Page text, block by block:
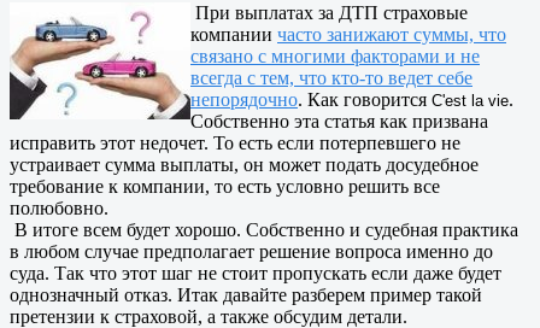
При выплатах за ДТП страховые
компании часто занижают суммы, что
связано с многими факторами и не
всегда с тем, что кто-то ведет себе
непорядочно. Как говорится C'est la vie.
Собственно эта статья как призвана
исправить этот недочет. То есть если потерпевшего не
устраивает сумма выплаты, он может подать досудебное
требование к компании, то есть условно решить все
полюбовно.
В итоге всем будет хорошо. Собственно и судебная практика
в любом случае предполагает решение вопроса именно до
суда. Так что этот шаг не стоит пропускать если даже будет
однозначный отказ. Итак давайте разберем пример такой
претензии к страховой, а также обсудим детали.